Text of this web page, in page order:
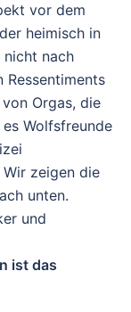
vor dem
heimisch in
nicht nach
Ressentiments
Orgas, die
Wolfsfreunde
zeigen die
unten.
und
ist das